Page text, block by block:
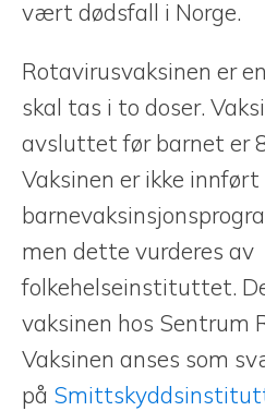
vært dødsfall i Norge.
Rotavirusvaksinen er
skal tas i to doser.
avsluttet før barnet er
Vaksinen er ikke innført
men dette vurderes av
folkehelseinstituttet.
vaksinen hos Sentrum
Vaksinen anses som
på